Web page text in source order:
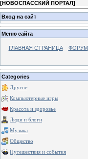
[НОВОСПАССКИЙ ПОРТАЛ]
Вход на сайт
Меню сайта
ГЛАВНАЯ СТРАНИЦА ФОРУМ
Categories
Другое
Компьютерные игры
Красота и здоровье
Люди и блоги
Музыка
Общество
Путешествия и события